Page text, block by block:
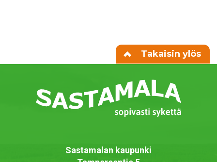
Takaisin ylös
Sastamalan kaupunki